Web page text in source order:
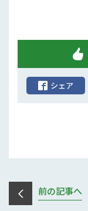
シェア
前の記事へ